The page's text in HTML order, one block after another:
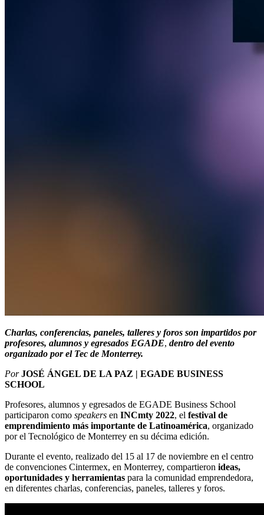
Charlas, conferencias, paneles, talleres y foros son impartidos por
profesores, alumnos y egresados EGADE, dentro del evento
organizado por el Tec de Monterrey.
Por JOSÉ ÁNGEL DE LA PAZ | EGADE BUSINESS
SCHOOL
Profesores, alumnos y egresados de EGADE Business School
participaron como speakers en INCmty 2022, el festival de
emprendimiento más importante de Latinoamérica, organizado
por el Tecnológico de Monterrey en su décima edición.
Durante el evento, realizado del 15 al 17 de noviembre en el centro
de convenciones Cintermex, en Monterrey, compartieron ideas,
oportunidades y herramientas para la comunidad emprendedora,
en diferentes charlas, conferencias, paneles, talleres y foros.